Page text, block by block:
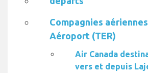
Compagnies
Aéroport (TER)
Air Canada
vers et depuis